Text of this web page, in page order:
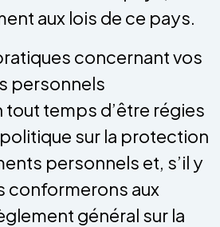
aux lois de ce pays.
concernant vos
personnels
temps d’être régies
sur la protection
personnels et, s’il y
conformerons aux
général sur la